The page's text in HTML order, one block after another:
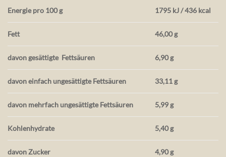
Energie pro 100 g 1795 kJ / 436 kcal
Fett 46,00 g
davon gesättigte Fettsäuren 6,90 g
davon einfach ungesättigte Fettsäuren 33,11 g
davon mehrfach ungesättigte Fettsäuren 5,99 g
Kohlenhydrate 5,40 g
davon Zucker 4,90 g